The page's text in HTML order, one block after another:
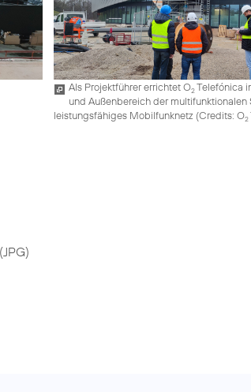
Als Projektführer errichtet O2Telefónica
und Außenbereich der multifunktionalen
leistungsfähiges Mobilfunknetz (Credits: O2